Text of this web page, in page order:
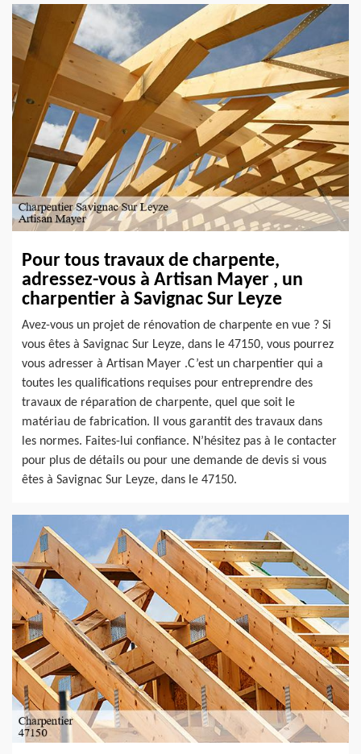
Pour tous travaux de charpente,
adressez-vous à Artisan Mayer , un
charpentier à Savignac Sur Leyze
Avez-vous un projet de rénovation de charpente en vue ? Si
vous êtes à Savignac Sur Leyze, dans le 47150, vous pourrez
vous adresser à Artisan Mayer .C’est un charpentier qui a
toutes les qualifications requises pour entreprendre des
travaux de réparation de charpente, quel que soit le
matériau de fabrication. Il vous garantit des travaux dans
les normes. Faites-lui confiance. N’hésitez pas à le contacter
pour plus de détails ou pour une demande de devis si vous
êtes à Savignac Sur Leyze, dans le 47150.